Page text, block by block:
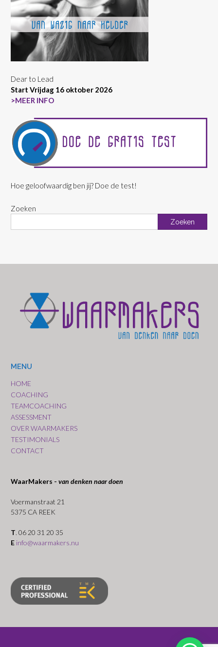
Dear to Lead
Start Vrijdag 16 oktober 2026
>MEER INFO
Hoe geloofwaardig ben jij? Doe de test!
Zoeken
Zoeken
MENU
HOME
COACHING
TEAMCOACHING
ASSESSMENT
OVER WAARMAKERS
TESTIMONIALS
CONTACT
WaarMakers - van denken naar doen
Voermanstraat 21
5375 CA REEK
T. 06 20 31 20 35
E info@waarmakers.nu